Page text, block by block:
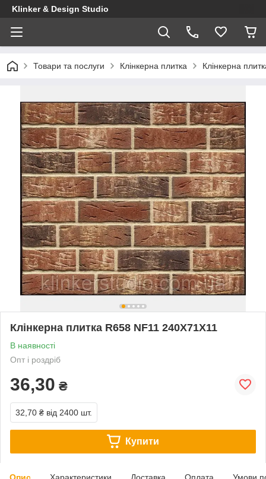
Klinker & Design Studio
Товари та послуги Клінкерна плитка Клінкерна
Клінкерна плитка R658 NF11 240X71X11
В наявності
Опт і роздріб
36,30 ₴
32,70 ₴ від 2400 шт.
Купити
Опис Характеристики Доставка Оплата Умови